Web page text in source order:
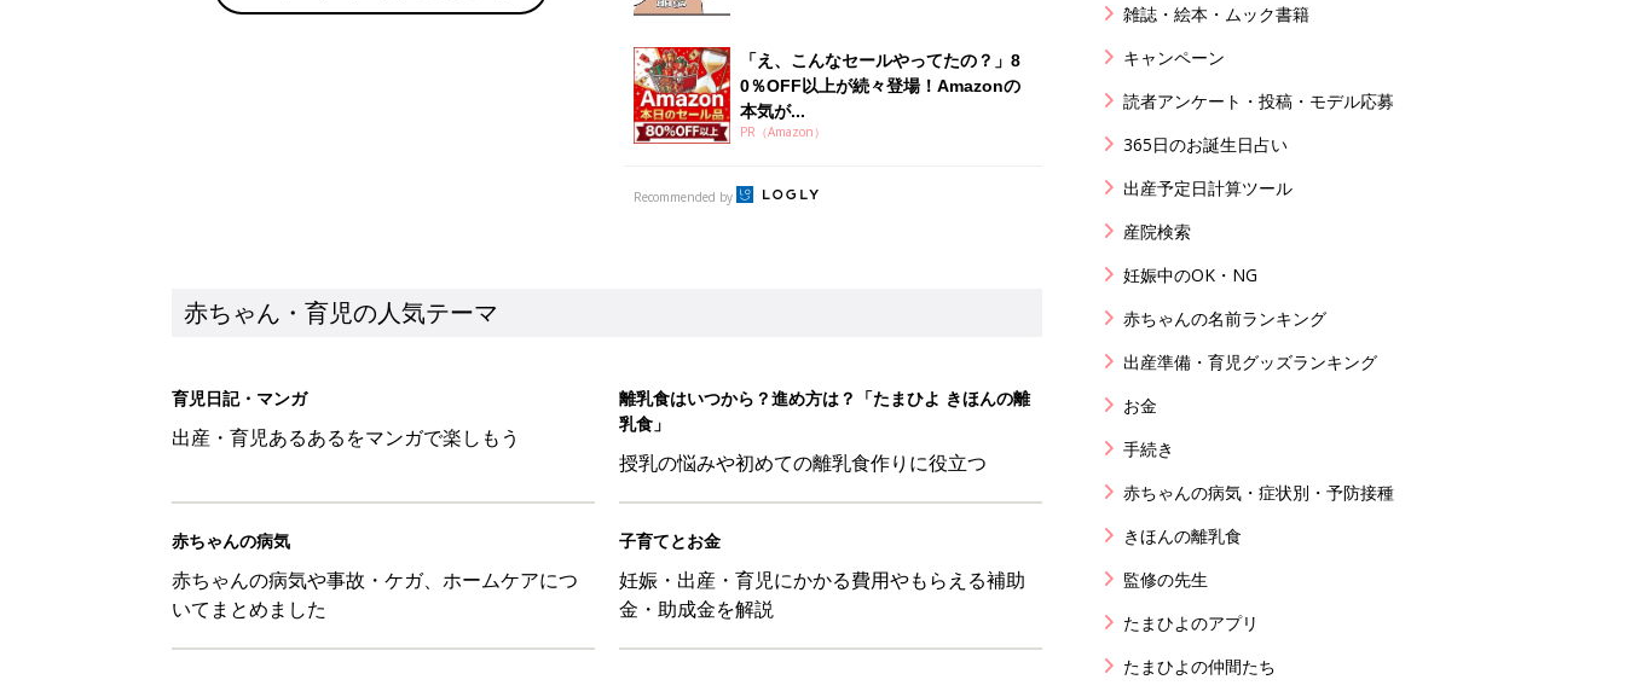
「え、こんなセールやってたの？」8
0％OFF以上が続々登場！Amazonの
本気が...
PR（Amazon）
Recommended by
赤ちゃん・育児の人気テーマ
育児日記・マンガ
出産・育児あるあるをマンガで楽しもう
離乳食はいつから？進め方は？「たまひよ きほんの離
乳食」
授乳の悩みや初めての離乳食作りに役立つ
赤ちゃんの病気
赤ちゃんの病気や事故・ケガ、ホームケアにつ
いてまとめました
子育てとお金
妊娠・出産・育児にかかる費用やもらえる補助
金・助成金を解説
雑誌・絵本・ムック書籍
キャンペーン
読者アンケート・投稿・モデル応募
365日のお誕生日占い
出産予定日計算ツール
産院検索
妊娠中のOK・NG
赤ちゃんの名前ランキング
出産準備・育児グッズランキング
お金
手続き
赤ちゃんの病気・症状別・予防接種
きほんの離乳食
監修の先生
たまひよのアプリ
たまひよの仲間たち